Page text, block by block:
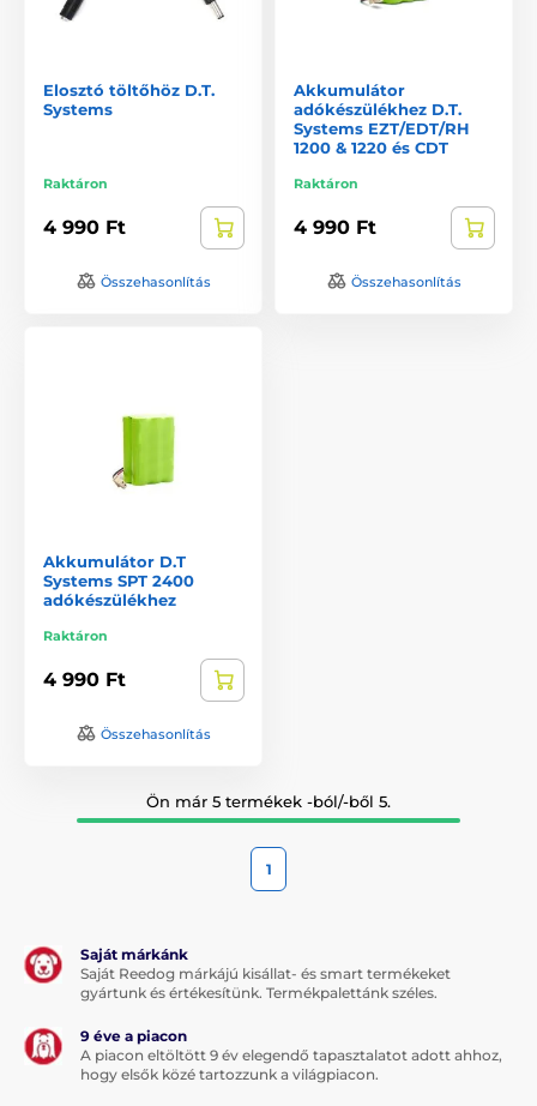
Elosztó töltőhöz D.T.
Systems
Raktáron
4 990 Ft
Összehasonlítás
Akkumulátor
adókészülékhez D.T.
Systems EZT/EDT/RH
1200 & 1220 és CDT
Raktáron
4 990 Ft
Összehasonlítás
Akkumulátor D.T
Systems SPT 2400
adókészülékhez
Raktáron
4 990 Ft
Összehasonlítás
Ön már 5 termékek -ból/-ből 5.
1
Saját márkánk
Saját Reedog márkájú kisállat- és smart termékeket
gyártunk és értékesítünk. Termékpalettánk széles.
9 éve a piacon
A piacon eltöltött 9 év elegendő tapasztalatot adott ahhoz,
hogy elsők közé tartozzunk a világpiacon.